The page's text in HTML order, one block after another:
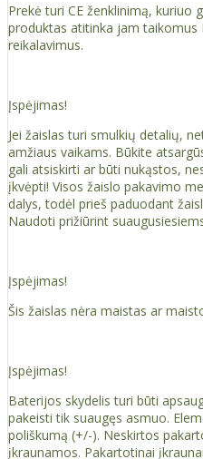
Prekė turi CE ženklinimą,
produktas atitinka jam taikomus
reikalavimus.
Įspėjimas!
Jei žaislas turi smulkių detalių,
amžiaus vaikams. Būkite
gali atsiskirti ar būti nukąstos,
įkvėpti! Visos žaislо pakavimo
dalys, todėl prieš paduodant
Naudoti prižiūrint
Įspėjimas!
Šis žaislas nėra maistas ar
Įspėjimas!
Baterijos skydelis turi būti
pakeisti tik suaugęs asmuo.
poliškumą (+/-). Neskirtos
įkraunamos. Pakartotinai